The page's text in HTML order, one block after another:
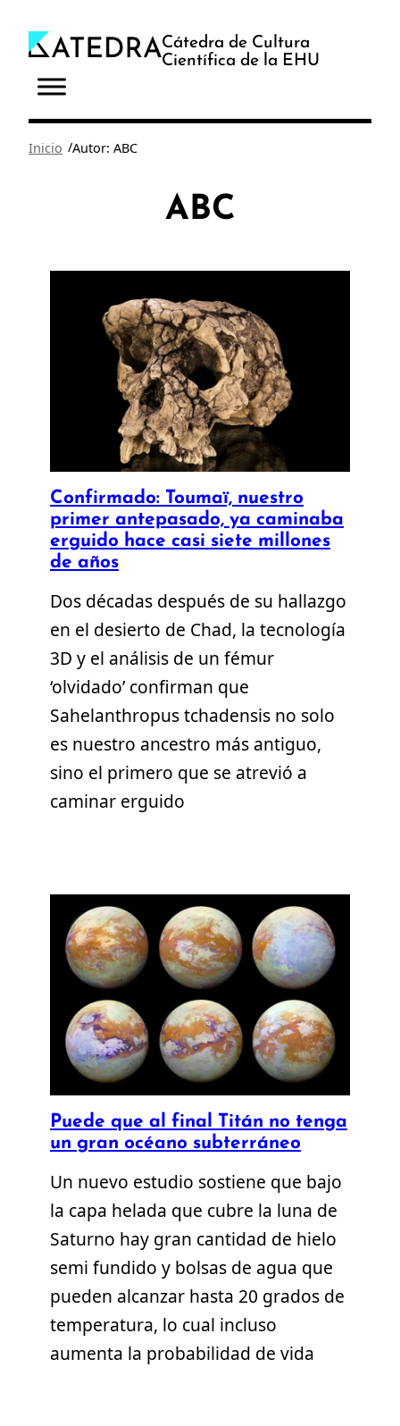
contenido
Cátedra de Cultura
Científica de la EHU
Inicio /Autor: ABC
ABC
Confirmado: Toumaï, nuestro
primer antepasado, ya caminaba
erguido hace casi siete millones
de años
Dos décadas después de su hallazgo
en el desierto de Chad, la tecnología
3D y el análisis de un fémur
‘olvidado’ confirman que
Sahelanthropus tchadensis no solo
es nuestro ancestro más antiguo,
sino el primero que se atrevió a
caminar erguido
Puede que al final Titán no tenga
un gran océano subterráneo
Un nuevo estudio sostiene que bajo
la capa helada que cubre la luna de
Saturno hay gran cantidad de hielo
semi fundido y bolsas de agua que
pueden alcanzar hasta 20 grados de
temperatura, lo cual incluso
aumenta la probabilidad de vida